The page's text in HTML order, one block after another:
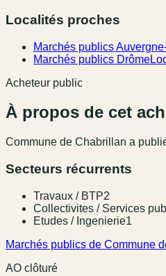
Localités proches
Marchés publics
Marchés publics Drôme
Acheteur public
À propos de cet
Commune de Chabrillan a
Secteurs récurrents
Travaux / BTP2
Collectivites / Services
Etudes / Ingenierie1
Marchés publics de Commune
AO clôturé